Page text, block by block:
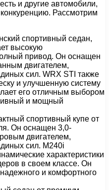
и другие автомобили,
Рассмотрим
спортивный седан,
высокую
привод. Он оснащен
двигателем,
сил. WRX STI также
и улучшенную систему
его отличным выбором
и мощный
спортивный купе от
Он оснащен 3,0-
двигателем,
сил. M240i
характеристики
в своем классе. Он
и комфортного